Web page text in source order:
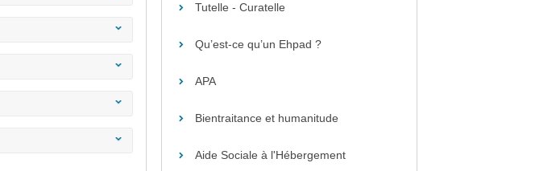
Tutelle - Curatelle
Qu’est-ce qu’un Ehpad ?
APA
Bientraitance et humanitude
Aide Sociale à l'Hébergement